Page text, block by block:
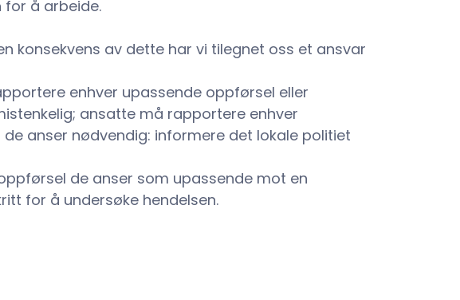
å arbeide.
konsekvens av dette har vi tilegnet oss et ansvar
enhver upassende oppførsel eller
ansatte må rapportere enhver
anser nødvendig: informere det lokale politiet
de anser som upassende mot en
for å undersøke hendelsen.